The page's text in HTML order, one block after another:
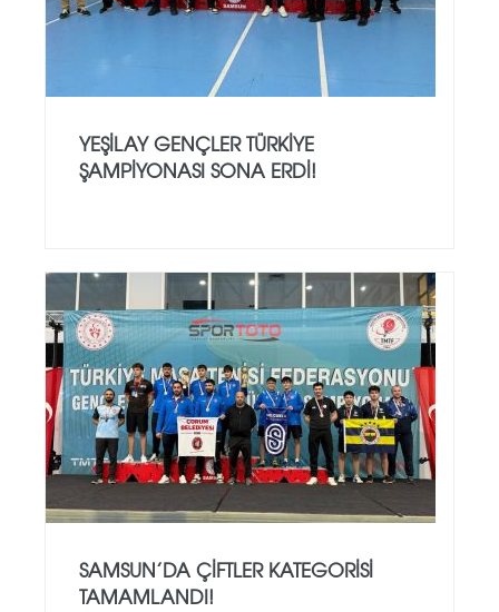
YEŞILAY GENÇLER TÜRKIYE
ŞAMPIYONASI SONA ERDI!
SAMSUN’DA ÇIFTLER KATEGORISI
TAMAMLANDI!